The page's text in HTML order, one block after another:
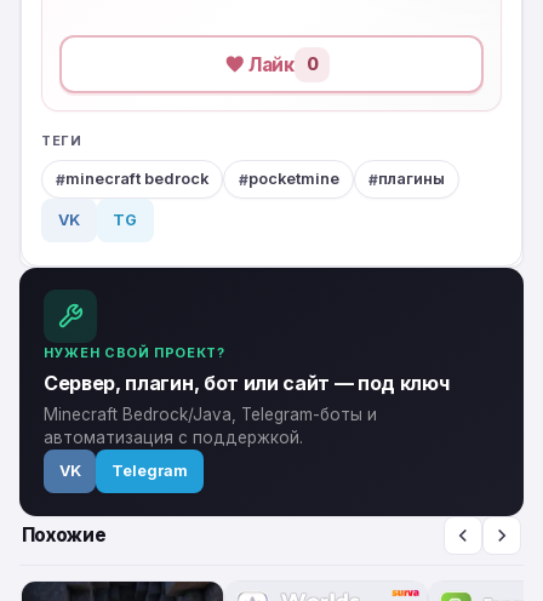
Лайк 0
ТЕГИ
minecraft bedrock pocketmine плагины
VK TG
НУЖЕН СВОЙ ПРОЕКТ?
Сервер, плагин, бот или сайт — под ключ
Minecraft Bedrock/Java, Telegram-боты и
автоматизация с поддержкой.
VK Telegram
Похожие